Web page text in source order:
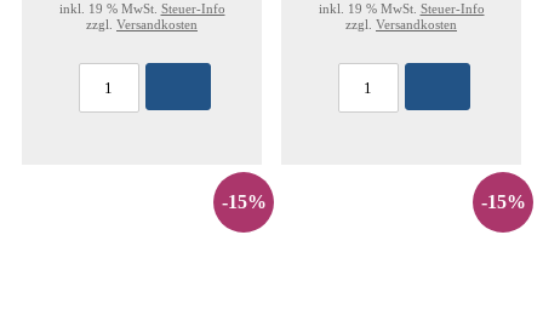
inkl. 19 % MwSt. Steuer-Info
zzgl. Versandkosten
inkl. 19 % MwSt. Steuer-Info
zzgl. Versandkosten
-15% -15%